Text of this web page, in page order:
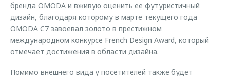
бренда OMODA и вживую оценить ее футуристичный
дизайн, благодаря которому в марте текущего года
OMODA C7 завоевал золото в престижном
международном конкурсе French Design Award, который
отмечает достижения в области дизайна.
Помимо внешнего вида у посетителей также будет